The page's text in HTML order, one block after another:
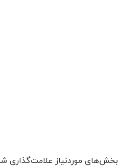
بخش‌های موردنیاز علامت‌گذاری